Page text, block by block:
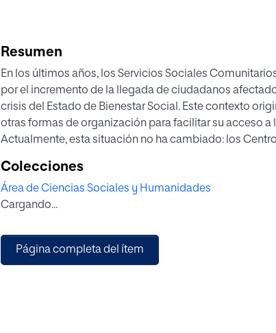
Resumen
En los últimos años, los Servicios Sociales
por el incremento de la llegada de ciudadanos
crisis del Estado de Bienestar Social. Este contexto
otras formas de organización para facilitar su acceso a
Actualmente, esta situación no ha cambiado: los
la población sigue teniendo problemas para ser
correspondiente.
Esta investigación trata de indagar, a través de la visión
experiencias nuevas organizativas.
Por tanto, por medio de una metodología cualitativa,
Colecciones
Área de Ciencias Sociales y Humanidades
Cargando...
Página completa del ítem